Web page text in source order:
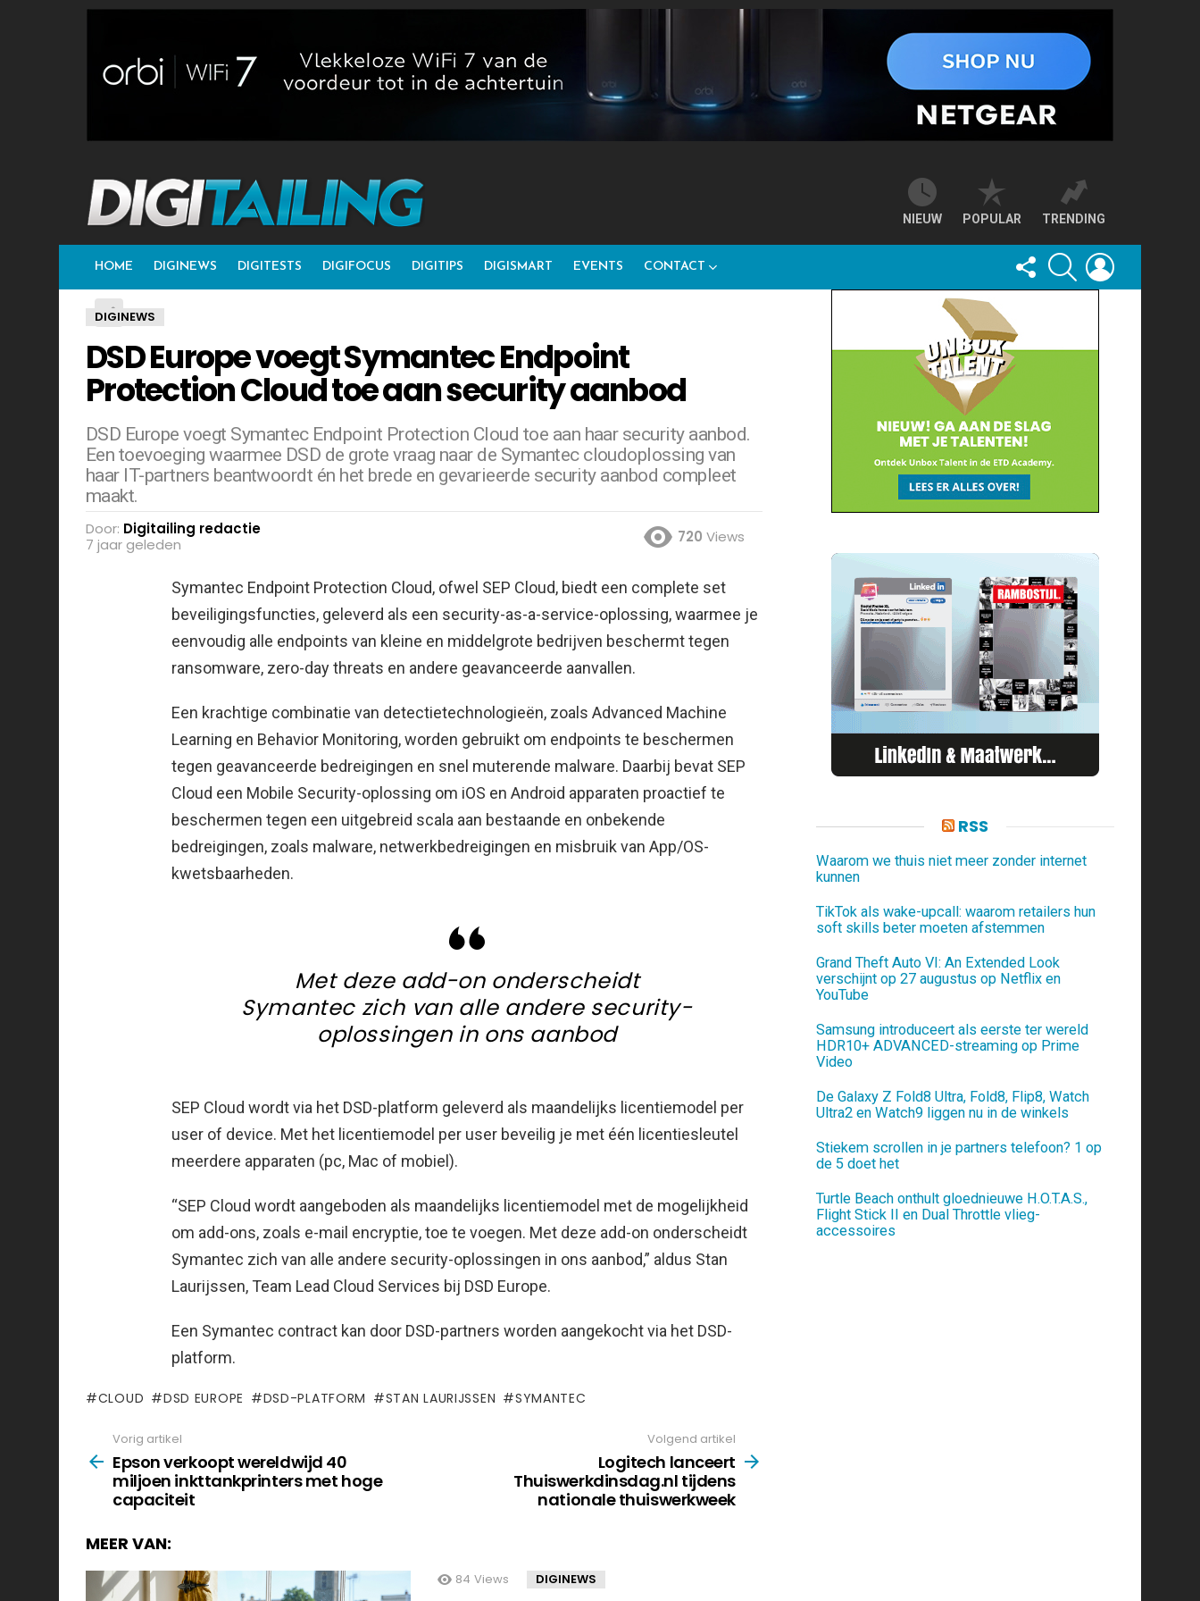
NIEUW POPULAR TRENDING
HOME DIGINEWS DIGITESTS DIGIFOCUS DIGITIPS DIGISMART EVENTS CONTACT
FOLLOW
US
SEARCH
DIGINEWS
DSD Europe voegt Symantec Endpoint
Protection Cloud toe aan security aanbod
DSD Europe voegt Symantec Endpoint Protection Cloud toe aan haar security aanbod.
Een toevoeging waarmee DSD de grote vraag naar de Symantec cloudoplossing van
haar IT-partners beantwoordt én het brede en gevarieerde security aanbod compleet
maakt.
Door: Digitailing redactie
7 jaar geleden
720 Views
Symantec Endpoint Protection Cloud, ofwel SEP Cloud, biedt een complete set
beveiligingsfuncties, geleverd als een security-as-a-service-oplossing, waarmee je
eenvoudig alle endpoints van kleine en middelgrote bedrijven beschermt tegen
ransomware, zero-day threats en andere geavanceerde aanvallen.
Een krachtige combinatie van detectietechnologieën, zoals Advanced Machine
Learning en Behavior Monitoring, worden gebruikt om endpoints te beschermen
tegen geavanceerde bedreigingen en snel muterende malware. Daarbij bevat SEP
Cloud een Mobile Security-oplossing om iOS en Android apparaten proactief te
beschermen tegen een uitgebreid scala aan bestaande en onbekende
bedreigingen, zoals malware, netwerkbedreigingen en misbruik van App/OS-
kwetsbaarheden.
Met deze add-on onderscheidt
Symantec zich van alle andere security-
oplossingen in ons aanbod
SEP Cloud wordt via het DSD-platform geleverd als maandelijks licentiemodel per
user of device. Met het licentiemodel per user beveilig je met één licentiesleutel
meerdere apparaten (pc, Mac of mobiel).
“SEP Cloud wordt aangeboden als maandelijks licentiemodel met de mogelijkheid
om add-ons, zoals e-mail encryptie, toe te voegen. Met deze add-on onderscheidt
Symantec zich van alle andere security-oplossingen in ons aanbod,” aldus Stan
Laurijssen, Team Lead Cloud Services bij DSD Europe.
Een Symantec contract kan door DSD-partners worden aangekocht via het DSD-
platform.
CLOUD DSD EUROPE DSD-PLATFORM STAN LAURIJSSEN SYMANTEC
more
Vorig artikel
Epson verkoopt wereldwijd 40
miljoen inkttankprinters met hoge
capaciteit
Volgend artikel
Logitech lanceert
Thuiswerkdinsdag.nl tijdens
nationale thuiswerkweek
MEER VAN:
84 Views DIGINEWS
RSS
Waarom we thuis niet meer zonder internet
kunnen
TikTok als wake-upcall: waarom retailers hun
soft skills beter moeten afstemmen
Grand Theft Auto VI: An Extended Look
verschijnt op 27 augustus op Netflix en
YouTube
Samsung introduceert als eerste ter wereld
HDR10+ ADVANCED-streaming op Prime
Video
De Galaxy Z Fold8 Ultra, Fold8, Flip8, Watch
Ultra2 en Watch9 liggen nu in de winkels
Stiekem scrollen in je partners telefoon? 1 op
de 5 doet het
Turtle Beach onthult gloednieuwe H.O.T.A.S.,
Flight Stick II en Dual Throttle vlieg-
accessoires